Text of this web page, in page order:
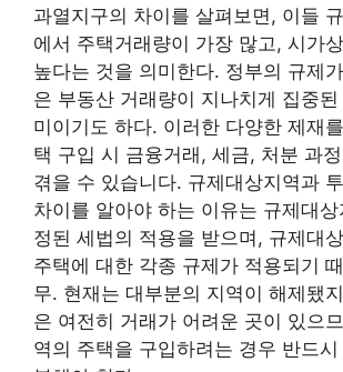
과열지구의 차이를 살펴보면, 이들
에서 주택거래량이 가장 많고, 시가
높다는 것을 의미한다. 정부의 규제
은 부동산 거래량이 지나치게 집중
미이기도 하다. 이러한 다양한 제재
택 구입 시 금융거래, 세금, 처분 과
겪을 수 있습니다. 규제대상지역과
차이를 알아야 하는 이유는 규제대
정된 세법의 적용을 받으며, 규제대
주택에 대한 각종 규제가 적용되기
무. 현재는 대부분의 지역이 해제됐
은 여전히 ​​거래가 어려운 곳이 있으
역의 주택을 구입하려는 경우 반드